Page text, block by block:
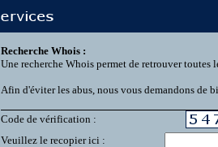
Recherche Whois :
Une recherche Whois permet de retrouver
Afin d'éviter les abus, nous vous demandons de
Code de vérification :
Veuillez le recopier ici :